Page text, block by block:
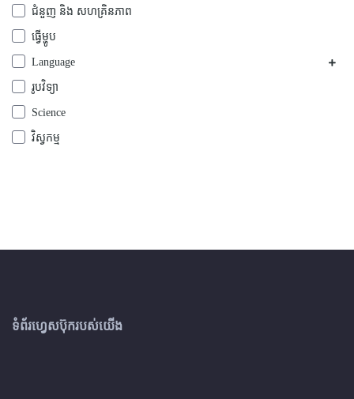
ជំនួញ និង សហគ្រិនភាព
ធ្វើម្ហូប
Language
រូបវិទ្យា
Science
វិស្វកម្ម
ទំព័រហ្វេសប៊ុករបស់យើង